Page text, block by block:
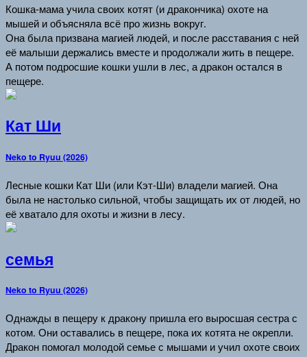
Кошка-мама учила своих котят (и дракончика) охоте на
мышей и объясняла всё про жизнь вокруг.
Она была призвана магией людей, и после расставания с ней
её малыши держались вместе и продолжали жить в пещере.
А потом подросшие кошки ушли в лес, а дракон остался в
пещере.
Кат Ши
Neko to Ryuu (2026)
Лесные кошки Кат Ши (или Кэт-Ши) владели магией. Она
была не настолько сильной, чтобы защищать их от людей, но
её хватало для охоты и жизни в лесу.
семья
Neko to Ryuu (2026)
Однажды в пещеру к дракону пришла его выросшая сестра с
котом. Они оставались в пещере, пока их котята не окрепли.
Дракон помогал молодой семье с мышами и учил охоте своих